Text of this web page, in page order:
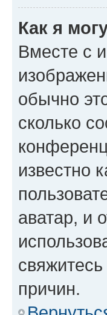
Как я
Вместе с
обычно
сколько
известно
аватар, и
причин.